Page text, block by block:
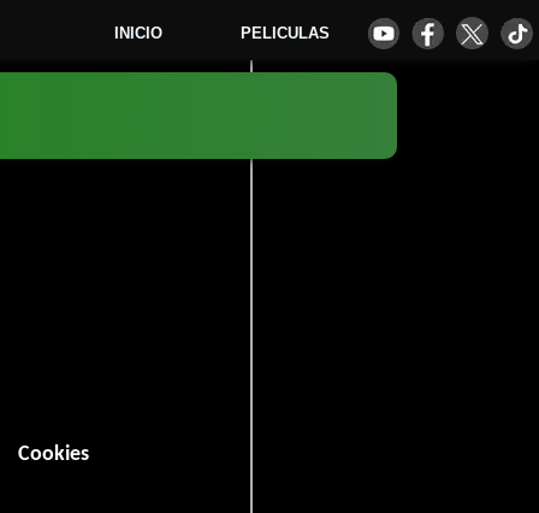
INICIO PELICULAS
Cookies
que todo